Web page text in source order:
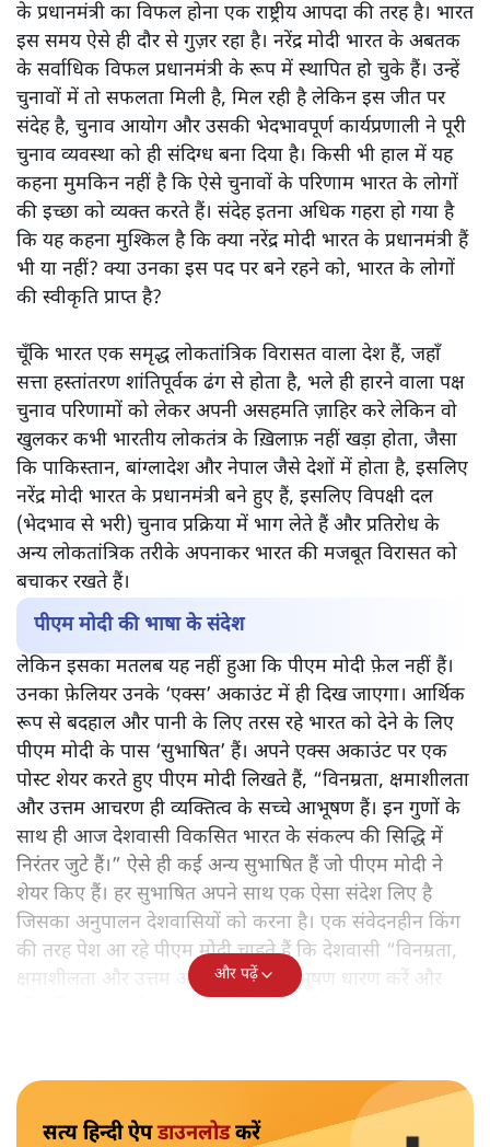
के प्रधानमंत्री का विफल होना एक राष्ट्रीय आपदा की तरह है। भारत
इस समय ऐसे ही दौर से गुज़र रहा है। नरेंद्र मोदी भारत के अबतक
के सर्वाधिक विफल प्रधानमंत्री के रूप में स्थापित हो चुके हैं। उन्हें
चुनावों में तो सफलता मिली है, मिल रही है लेकिन इस जीत पर
संदेह है, चुनाव आयोग और उसकी भेदभावपूर्ण कार्यप्रणाली ने पूरी
चुनाव व्यवस्था को ही संदिग्ध बना दिया है। किसी भी हाल में यह
कहना मुमकिन नहीं है कि ऐसे चुनावों के परिणाम भारत के लोगों
की इच्छा को व्यक्त करते हैं। संदेह इतना अधिक गहरा हो गया है
कि यह कहना मुश्किल है कि क्या नरेंद्र मोदी भारत के प्रधानमंत्री हैं
भी या नहीं? क्या उनका इस पद पर बने रहने को, भारत के लोगों
की स्वीकृति प्राप्त है?
चूँकि भारत एक समृद्ध लोकतांत्रिक विरासत वाला देश हैं, जहाँ
सत्ता हस्तांतरण शांतिपूर्वक ढंग से होता है, भले ही हारने वाला पक्ष
चुनाव परिणामों को लेकर अपनी असहमति ज़ाहिर करे लेकिन वो
खुलकर कभी भारतीय लोकतंत्र के ख़िलाफ़ नहीं खड़ा होता, जैसा
कि पाकिस्तान, बांग्लादेश और नेपाल जैसे देशों में होता है, इसलिए
नरेंद्र मोदी भारत के प्रधानमंत्री बने हुए हैं, इसलिए विपक्षी दल
(भेदभाव से भरी) चुनाव प्रक्रिया में भाग लेते हैं और प्रतिरोध के
अन्य लोकतांत्रिक तरीके अपनाकर भारत की मजबूत विरासत को
बचाकर रखते हैं।
पीएम मोदी की भाषा के संदेश
लेकिन इसका मतलब यह नहीं हुआ कि पीएम मोदी फ़ेल नहीं हैं।
उनका फ़ेलियर उनके ‘एक्स’ अकाउंट में ही दिख जाएगा। आर्थिक
रूप से बदहाल और पानी के लिए तरस रहे भारत को देने के लिए
पीएम मोदी के पास ‘सुभाषित’ हैं। अपने एक्स अकाउंट पर एक
पोस्ट शेयर करते हुए पीएम मोदी लिखते हैं, “विनम्रता, क्षमाशीलता
और उत्तम आचरण ही व्यक्तित्व के सच्चे आभूषण हैं। इन गुणों के
साथ ही आज देशवासी विकसित भारत के संकल्प की सिद्धि में
निरंतर जुटे हैं।” ऐसे ही कई अन्य सुभाषित हैं जो पीएम मोदी ने
शेयर किए हैं। हर सुभाषित अपने साथ एक ऐसा संदेश लिए है
जिसका अनुपालन देशवासियों को करना है। एक संवेदनहीन किंग
की तरह पेश आ रहे पीएम मोदी चाहते हैं कि देशवासी “विनम्रता,
क्षमाशीलता और उत्तम आचरण” जैसे आभूषण धारण करें और
और पढ़ें
सत्य हिन्दी ऐपडाउनलोडकरें